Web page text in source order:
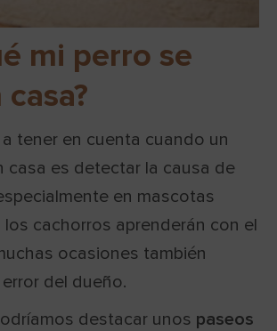
mi perro se
tener en cuenta cuando un
casa es detectar la causa de
en mascotas
cachorros aprenderán con el
ocasiones también
del dueño.
destacar unos paseos